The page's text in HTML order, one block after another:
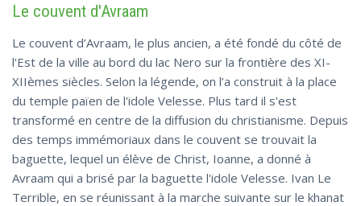
Le couvent d'Avraam
Le couvent d’Avraam, le plus ancien, a été fondé du côté de
l'Est de la ville au bord du lac Nero sur la frontière des XI-
XIIèmes siècles. Selon la légende, on l’a construit à la place
du temple païen de l'idole Velesse. Plus tard il s'est
transformé en centre de la diffusion du christianisme. Depuis
des temps immémoriaux dans le couvent se trouvait la
baguette, lequel un élève de Christ, Ioanne, a donné à
Avraam qui a brisé par la baguette l'idole Velesse. Ivan Le
Terrible, en se réunissant à la marche suivante sur le khanat